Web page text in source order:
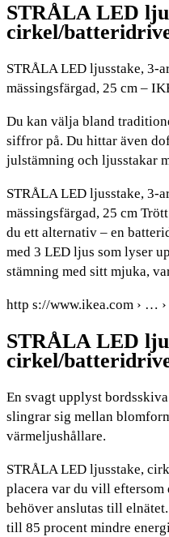
STRÅLA LED
cirkel/
STRÅLA LED ljusstake, 3-
mässingsfärgad, 25 cm –
Du kan välja bland
siffror på. Du hittar även
julstämning och ljusstakar
STRÅLA LED ljusstake, 3-
mässingsfärgad, 25 cm
du ett alternativ – en
med 3 LED ljus som lyser
stämning med sitt mjuka,
http s://www.ikea.com › …
STRÅLA LED
cirkel/
En svagt upplyst
slingrar sig mellan
värmeljushållare.
STRÅLA LED ljusstake,
placera var du vill
behöver anslutas till
till 85 procent mindre